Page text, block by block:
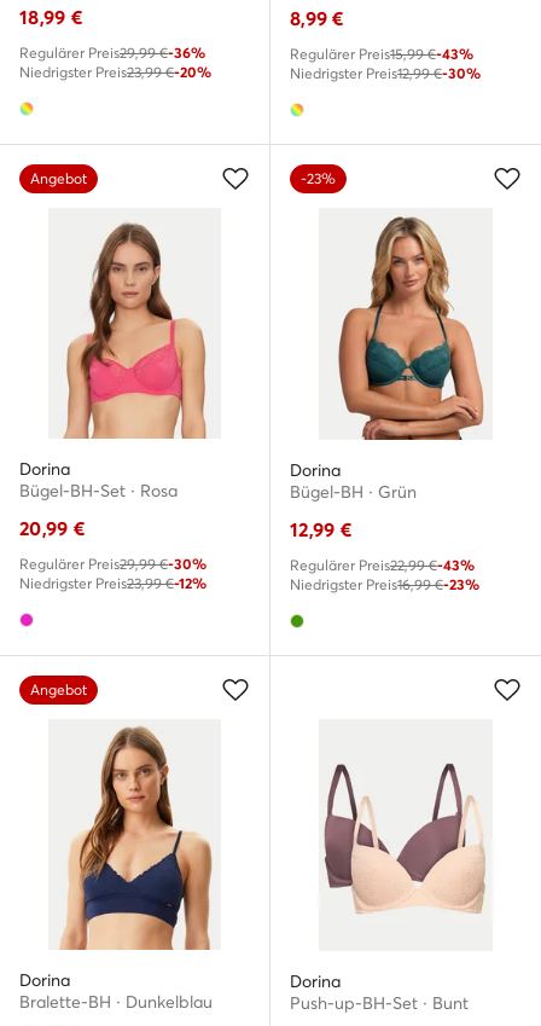
18,99 €
Regulärer Preis29,99 €-36%
Niedrigster Preis23,99 €-20%
8,99 €
Regulärer Preis15,99 €-43%
Niedrigster Preis12,99 €-30%
Angebot
Dorina
Bügel-BH-Set · Rosa
20,99 €
Regulärer Preis29,99 €-30%
Niedrigster Preis23,99 €-12%
-23%
Dorina
Bügel-BH · Grün
12,99 €
Regulärer Preis22,99 €-43%
Niedrigster Preis16,99 €-23%
Angebot
Dorina
Bralette-BH · Dunkelblau
Dorina
Push-up-BH-Set · Bunt